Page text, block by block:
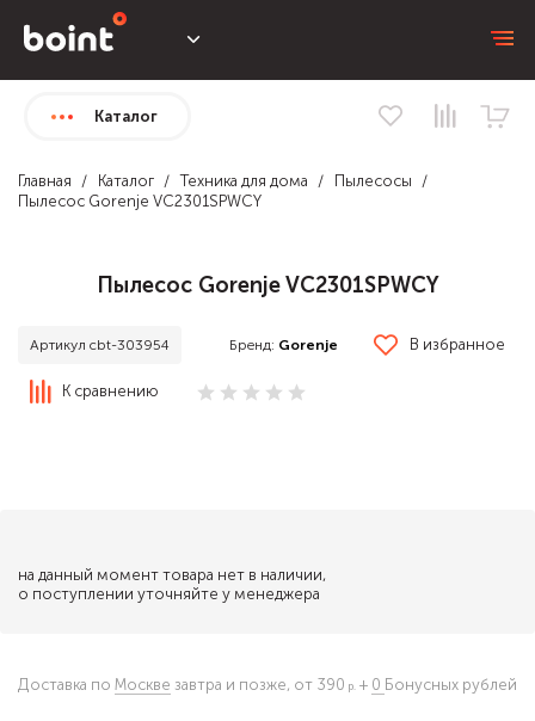
Каталог
Главная Каталог Техника для дома
Пылесосы
Пылесос Gorenje VC2301SPWCY
Пылесос Gorenje VC2301SPWCY
Артикул cbt-303954 Бренд: Gorenje В избранное
К сравнению
на данный момент товара нет в наличии,
о поступлении уточняйте у менеджера
Доставка по Москве завтра и позже, от 390 + 0 Бонусных рублей